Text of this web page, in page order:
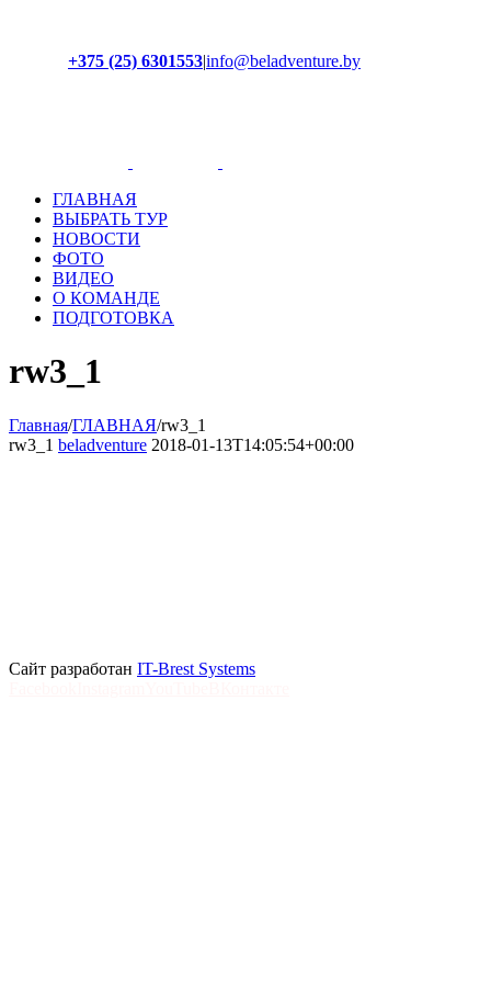
+375 (25) 6301553|info@beladventure.by
ГЛАВНАЯ
ВЫБРАТЬ ТУР
НОВОСТИ
ФОТО
ВИДЕО
О КОМАНДЕ
ПОДГОТОВКА
rw3_1
Главная/ГЛАВНАЯ/rw3_1
rw3_1 beladventure 2018-01-13T14:05:54+00:00
Сайт разработан IT-Brest Systems